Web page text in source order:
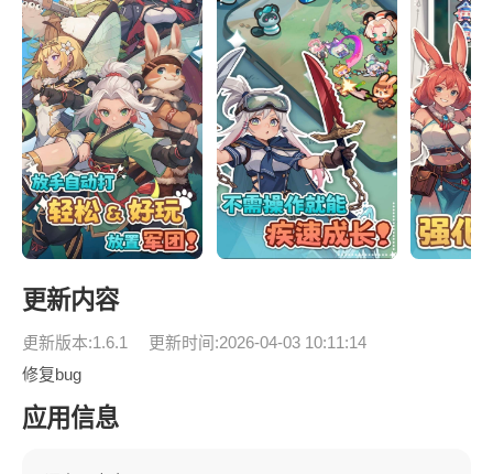
更新内容
更新版本:1.6.1
更新时间:2026-04-03 10:11:14
修复bug
应用信息